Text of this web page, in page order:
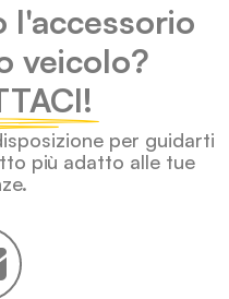
l'accessorio
veicolo?
per guidarti
più adatto alle tue